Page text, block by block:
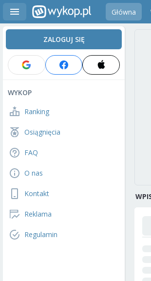
Główna
ZALOGUJ SIĘ
WYKOP
Ranking
Osiągnięcia
FAQ
O nas
Kontakt
Reklama
Regulamin